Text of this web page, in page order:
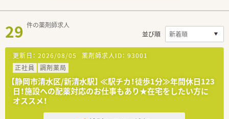
29 件の薬剤師求人
並び順
更新日： 2026/08/05 薬剤師求人ID： 93001
正社員
調剤薬局
【静岡市清水区/新清水駅】 ≪駅チカ！徒歩1分≫年間休日123
日！施設への配薬対応のお仕事もあり★在宅をしたい方に
オススメ！